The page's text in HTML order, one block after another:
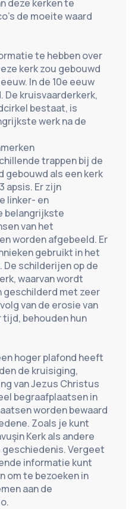
deze kerken te
de moeite waard
te hebben over
kerk zou gebouwd
In de 10e eeuw
De kruisvaarderkerk,
bestaat, is
werk na de
trappen bij de
gebouwd als een kerk
apsis. Er zijn
linker- en
belangrijkste
van het
worden afgebeeld. Er
gebruikt in het
De schilderijen op de
waarvan wordt
geschilderd met zeer
van de erosie van
tijd, behouden hun
hoger plafond heeft
de kruisiging,
van Jezus Christus
begraafplaatsen in
worden bewaard
Zoals je kunt
Kerk als andere
geschiedenis. Vergeet
informatie kunt
om te bezoeken in
aan de